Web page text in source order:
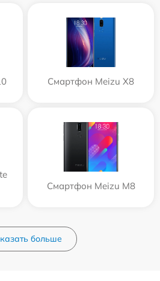
Смартфон Meizu X8
Смартфон Meizu M8
больше